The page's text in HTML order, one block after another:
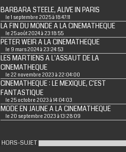
BARBARA STEELE, ALIVE IN PARIS
le 1 septembre 2025 à 18:47:11
LA FIN DU MONDE A LA CINEMATHEQUE
le 25 août 2024 à 23:18:55
PETER WEIR A LA CINEMATHEQUE
le 9 mars 2024 à 23:24:53
LES MARTIENS A L'ASSAUT DE LA
CINEMATHEQUE
le 22 novembre 2023 à 22:04:00
CINEMATHEQUE : LE MEXIQUE, C'EST
FANTASTIQUE
le 25 octobre 2023 à 14:04:03
MODE EN JAUNE A LA CINEMATHEQUE
le 20 septembre 2023 à 13:28:09
HORS-SUJET